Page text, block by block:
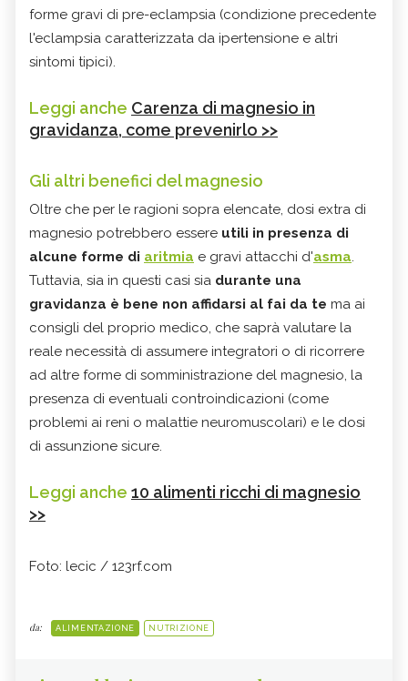
forme gravi di pre-eclampsia (condizione precedente
l'eclampsia caratterizzata da ipertensione e altri
sintomi tipici).
Leggi anche Carenza di magnesio in
gravidanza, come prevenirlo >>
Gli altri benefici del magnesio
Oltre che per le ragioni sopra elencate, dosi extra di
magnesio potrebbero essere utili in presenza di
alcune forme di aritmia e gravi attacchi d'asma.
Tuttavia, sia in questi casi sia durante una
gravidanza è bene non affidarsi al fai da te ma ai
consigli del proprio medico, che saprà valutare la
reale necessità di assumere integratori o di ricorrere
ad altre forme di somministrazione del magnesio, la
presenza di eventuali controindicazioni (come
problemi ai reni o malattie neuromuscolari) e le dosi
di assunzione sicure.
Leggi anche 10 alimenti ricchi di magnesio
>>
Foto: lecic / 123rf.com
da: ALIMENTAZIONE NUTRIZIONE